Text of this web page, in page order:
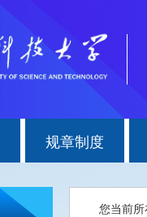
规章制度
您当前